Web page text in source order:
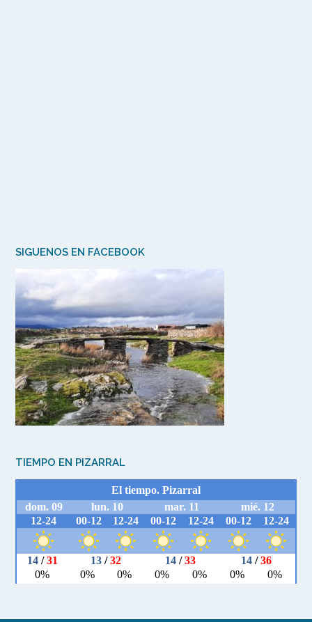
SIGUENOS EN FACEBOOK
TIEMPO EN PIZARRAL